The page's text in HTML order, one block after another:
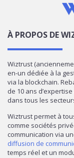
À PROPOS DE
Wiztrust
en-un dédiée à la
via la blockchain.
de 10 ans
dans tous les
Wiztrust permet à
comme sociétés
communication via
diffusion de
temps réel et un